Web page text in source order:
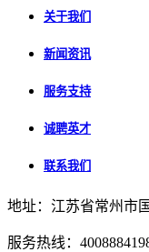
关于我们
新闻资讯
服务支持
诚聘英才
联系我们
地址：江苏省常州市
服务热线：